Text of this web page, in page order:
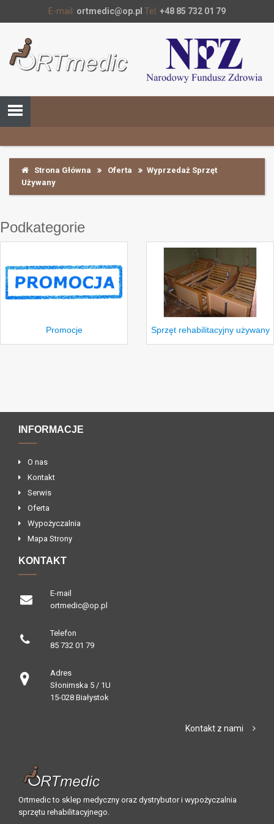
E-mail: ortmedic@op.pl Tel: +48 85 732 01 79
Strona Główna Oferta
Wyprzedaż Sprzęt
Używany
Podkategorie
Promocje Sprzęt rehabilitacyjny używany
INFORMACJE
O nas
Kontakt
Serwis
Oferta
Wypożyczalnia
Mapa Strony
KONTAKT
E-mail
ortmedic@op.pl
Telefon
85 732 01 79
Adres
Słonimska 5 / 1U
15-028 Białystok
Kontakt z nami
Ortmedic to sklep medyczny oraz dystrybutor i wypożyczalnia
sprzętu rehabilitacyjnego.